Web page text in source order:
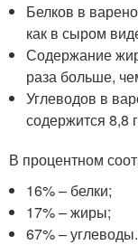
Белков в
как в сыром
Содержание
раза больше,
Углеводов в
содержится 8,8
В процентном
16% – белки;
17% – жиры;
67% – углеводы.